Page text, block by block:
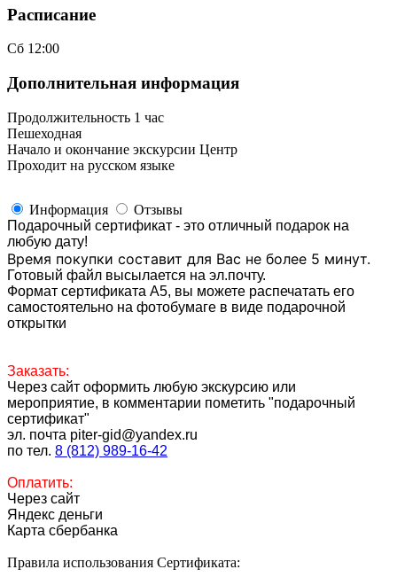
Расписание
Сб 12:00
Дополнительная информация
Продолжительность 1 час
Пешеходная
Начало и окончание экскурсии Центр
Проходит на русском языке
Информация
Отзывы
Подарочный сертификат - это отличный подарок на
любую дату!
Время покупки составит для Вас не более 5 минут.
Готовый файл высылается на эл.почту.
Формат сертификата А5, вы можете распечатать его
самостоятельно на фотобумаге в виде подарочной
открытки
Заказать:
Через сайт оформить любую экскурсию или
мероприятие, в комментарии пометить "подарочный
сертификат"
эл. почта piter-gid@yandex.ru
по тел. 8 (812) 989-16-42
Оплатить:
Через сайт
Яндекс деньги
Карта сбербанка
Правила использования Сертификата: